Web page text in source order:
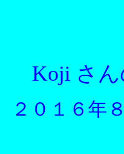
Koji さ
２０１６年